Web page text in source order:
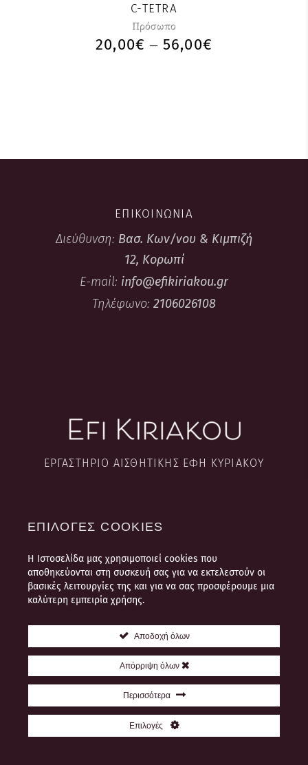
C-TETRA
Πρόσωπο
20,00€ – 56,00€
ΕΠΙΚΟΙΝΩΝΙΑ
Διεύθυνση: Βασ. Κων/νου & Κιμπιζή
12, Κορωπί
E-mail: info@efikiriakou.gr
Τηλέφωνο: 2106026108
ΕΡΓΑΣΤΉΡΙΟ ΑΙΣΘΗΤΙΚΉΣ ΈΦΗ ΚΥΡΙΑΚΟΎ
ΩΡΆΡΙΟ ΛΕΙΤΟΥΡΓΊΑΣ
Τρίτη – Παρασκευή: 10:00 – 20:00
Σάββατο: 09:00 – 17:00
ΤΡΌΠΟΙ ΠΛΗΡΩΜΉΣ
ΕΠΙΛΟΓΈΣ COOKIES
Η Ιστοσελίδα μας χρησιμοποιεί cookies που
αποθηκεύονται στη συσκευή σας για να εκτελεστούν οι
βασικές λειτουργίες της και για να σας προσφέρουμε μια
καλύτερη εμπειρία χρήσης.
Αποδοχή όλων
Απόρριψη όλων
Περισσότερα
Eπιλογές